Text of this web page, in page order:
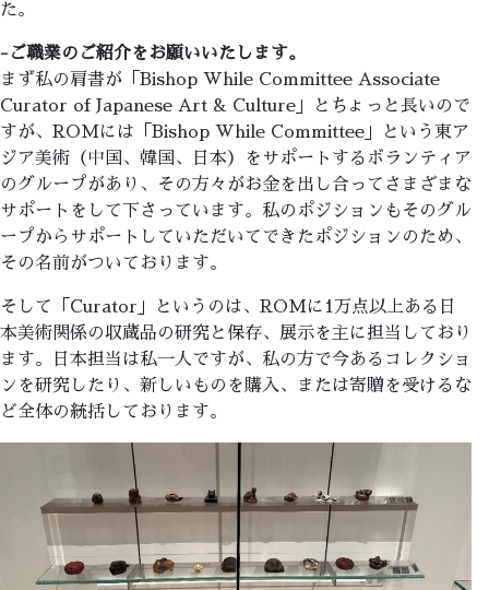
た。
-ご職業のご紹介をお願いいたします。
まず私の肩書が「Bishop While Committee Associate
Curator of Japanese Art & Culture」とちょっと長いので
すが、ROMには「Bishop While Committee」という東ア
ジア美術（中国、韓国、日本）をサポートするボランティア
のグループがあり、その方々がお金を出し合ってさまざまな
サポートをして下さっています。私のポジションもそのグル
ープからサポートしていただいてできたポジションのため、
その名前がついております。
そして「Curator」というのは、ROMに1万点以上ある日
本美術関係の収蔵品の研究と保存、展示を主に担当しており
ます。日本担当は私一人ですが、私の方で今あるコレクショ
ンを研究したり、新しいものを購入、または寄贈を受けるな
ど全体の統括しております。